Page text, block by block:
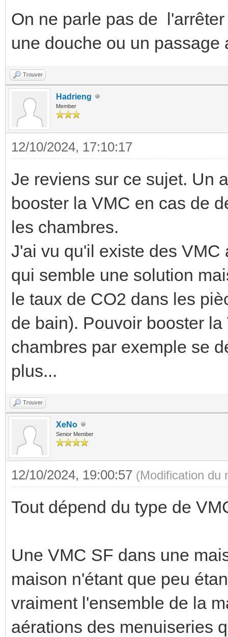
On ne parle pas de
une douche ou un passage
Trouver
Hadrieng
Member
12/10/2024, 17:10:17
Je reviens sur ce sujet. Un
booster la VMC en cas de
les chambres.
J'ai vu qu'il existe des
qui semble une solution
le taux de CO2 dans les
de bain). Pouvoir booster
chambres par exemple se
plus...
Trouver
XeNo
Senior Member
12/10/2024, 19:00:57 (Modification du
Tout dépend du type de
Une VMC SF dans une
maison n'étant que peu
vraiment l'ensemble de la
aérations des menuiseries